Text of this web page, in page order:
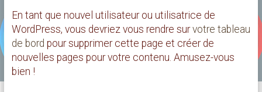
En tant que nouvel utilisateur ou utilisatrice de
WordPress, vous devriez vous rendre survotre tableau
de bord pour supprimer cette page et créer de
nouvelles pages pour votre contenu. Amusez-vous
bien !